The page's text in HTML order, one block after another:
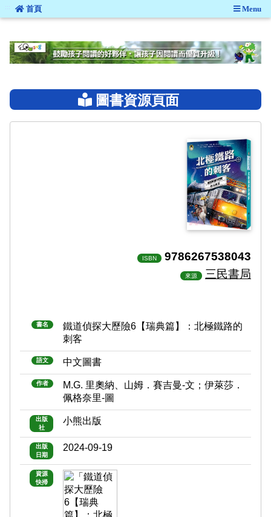
::: 首頁 Menu
圖書資源頁面
ISBN 9786267538043
來源 三民書局
書名
鐵道偵探大歷險6【瑞典篇】：北極鐵路的
刺客
語文 中文圖書
作者
M.G. 里奧納、山姆．賽吉曼-文；伊萊莎．
佩格奈里-圖
出版
社
小熊出版
出版
日期
2024-09-19
資源
快掃